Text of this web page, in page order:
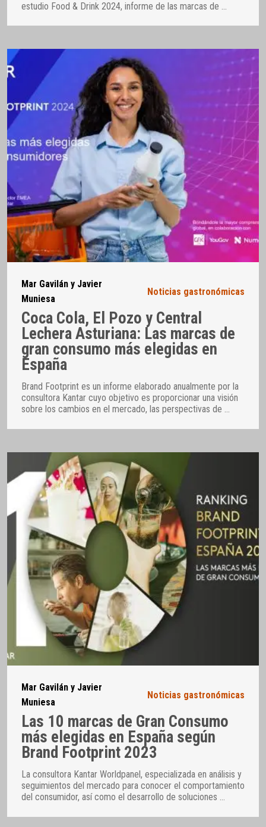
estudio Food & Drink 2024, informe de las marcas de
Mar Gavilán y Javier
Muniesa
Noticias gastronómicas
Coca Cola, El Pozo y Central
Lechera Asturiana: Las marcas de
gran consumo más elegidas en
España
Brand Footprint es un informe elaborado anualmente por la
consultora Kantar cuyo objetivo es proporcionar una visión
sobre los cambios en el mercado, las perspectivas de …
Mar Gavilán y Javier
Muniesa
Noticias gastronómicas
Las 10 marcas de Gran Consumo
más elegidas en España según
Brand Footprint 2023
La consultora Kantar Worldpanel, especializada en análisis y
seguimientos del mercado para conocer el comportamiento
del consumidor, así como el desarrollo de soluciones …